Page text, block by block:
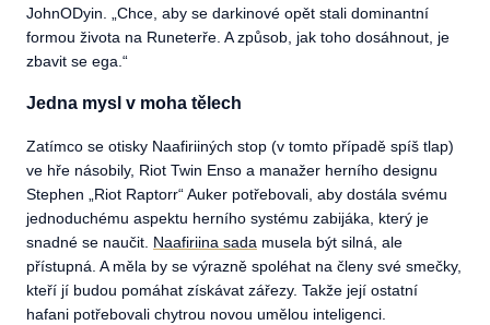
JohnODyin. „Chce, aby se darkinové opět stali dominantní
formou života na Runeterře. A způsob, jak toho dosáhnout, je
zbavit se ega.“
Jedna mysl v moha tělech
Zatímco se otisky Naafiriiných stop (v tomto případě spíš tlap)
ve hře násobily, Riot Twin Enso a manažer herního designu
Stephen „Riot Raptorr“ Auker potřebovali, aby dostála svému
jednoduchému aspektu herního systému zabijáka, který je
snadné se naučit. Naafiriina sada musela být silná, ale
přístupná. A měla by se výrazně spoléhat na členy své smečky,
kteří jí budou pomáhat získávat zářezy. Takže její ostatní
hafani potřebovali chytrou novou umělou inteligenci.